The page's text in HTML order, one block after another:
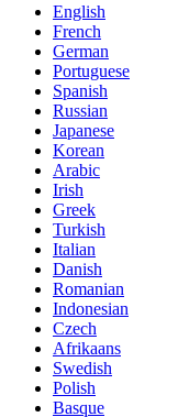
English
French
German
Portuguese
Spanish
Russian
Japanese
Korean
Arabic
Irish
Greek
Turkish
Italian
Danish
Romanian
Indonesian
Czech
Afrikaans
Swedish
Polish
Basque